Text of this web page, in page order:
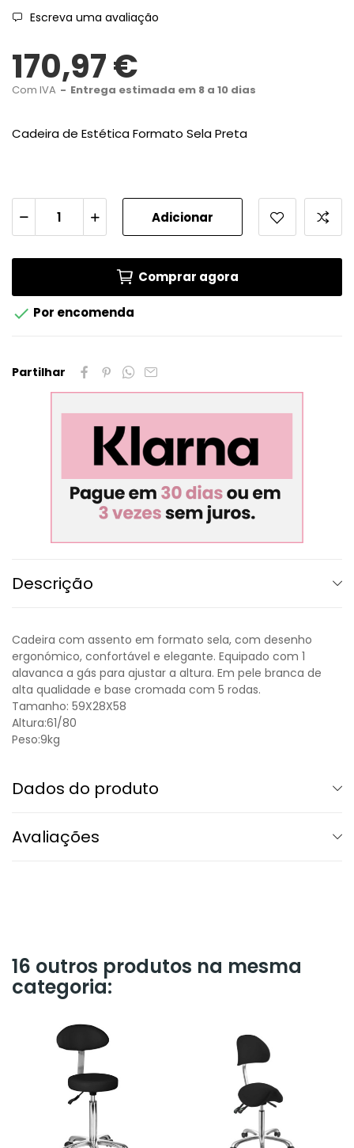
Escreva uma avaliação
170,97 €
Com IVA Entrega estimada em 8 a 10 dias
Cadeira de Estética Formato Sela Preta
Adicionar
Comprar agora
 Por encomenda
Partilhar
Descrição
Cadeira com assento em formato sela, com desenho
ergonómico, confortável e elegante. Equipado com 1
alavanca a gás para ajustar a altura. Em pele branca de
alta qualidade e base cromada com 5 rodas.
Tamanho: 59X28X58
Altura:61/80
Peso:9kg
Dados do produto
Avaliações
16 outros produtos na mesma
categoria: